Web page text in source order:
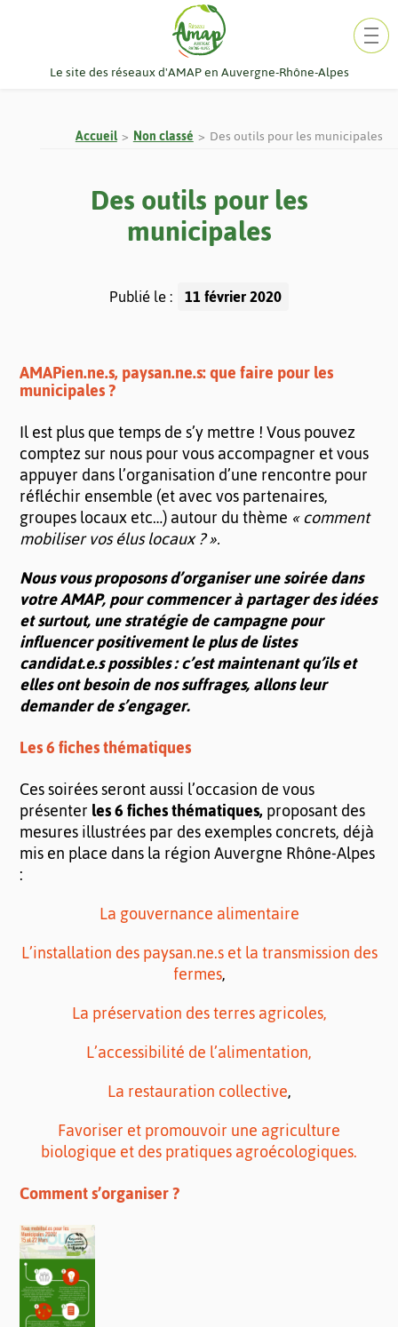
Le site des réseaux d'AMAP en Auvergne-Rhône-Alpes
Accueil Non classé Des outils pour les municipales
Des outils pour les
municipales
Publié le : 11 février 2020
AMAPien.ne.s, paysan.ne.s: que faire pour les
municipales ?
Il est plus que temps de s’y mettre ! Vous pouvez
comptez sur nous pour vous accompagner et vous
appuyer dans l’organisation d’une rencontre pour
réfléchir ensemble (et avec vos partenaires,
groupes locaux etc…) autour du thème « comment
mobiliser vos élus locaux ? ».
Nous vous proposons d’organiser une soirée dans
votre AMAP, pour commencer à partager des idées
et surtout, une stratégie de campagne pour
influencer positivement le plus de listes
candidat.e.s possibles : c’est maintenant qu’ils et
elles ont besoin de nos suffrages, allons leur
demander de s’engager.
Les 6 fiches thématiques
Ces soirées seront aussi l’occasion de vous
présenterles 6 fiches thématiques,proposant des
mesures illustrées par des exemples concrets, déjà
mis en place dans la région Auvergne Rhône-Alpes
:
La gouvernance alimentaire
L’installation des paysan.ne.s et la transmission des
fermes,
La préservation des terres agricoles,
L’accessibilité de l’alimentation,
La restauration collective,
Favoriser et promouvoir une agriculture
biologique et des pratiques agroécologiques.
Comment s’organiser ?